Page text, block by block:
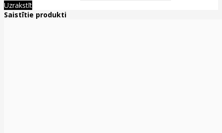
Uzrakstīt
Saistītie produkti